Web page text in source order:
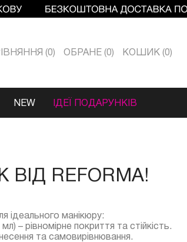
0 ОБРАНЕ 0 КОШИК 0
NEW ІДЕЇ ПОДАРУНКІВ
REFORMA!
ідеального манікюру:
– рівномірне покриття та стійкість.
та самовирівнювання.